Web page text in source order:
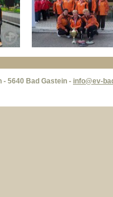
5640 Bad Gastein - info@ev-